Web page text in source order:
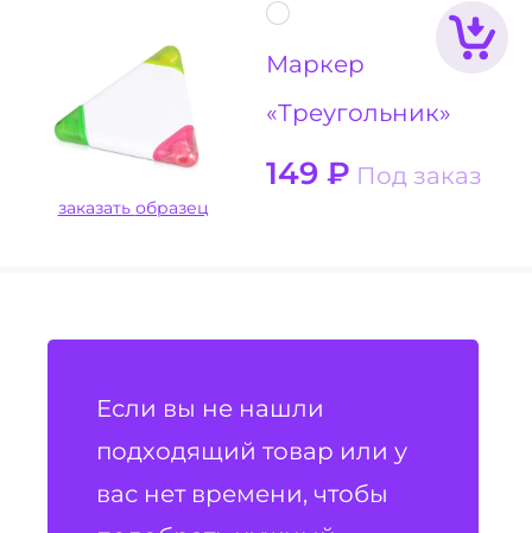
Маркер
«Треугольник»
149 ₽ Под заказ
заказать образец
Если вы не нашли
подходящий товар или у
вас нет времени, чтобы